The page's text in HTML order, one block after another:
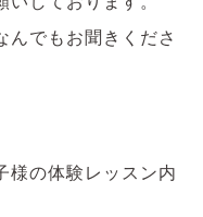
んでもお聞きくださ
様の体験レッスン内